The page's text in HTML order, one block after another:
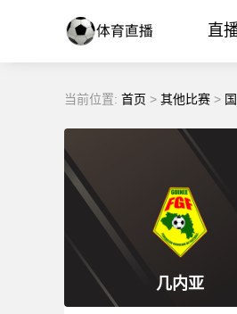
直
当前位置: 首页 > 其他比赛 >
几内亚